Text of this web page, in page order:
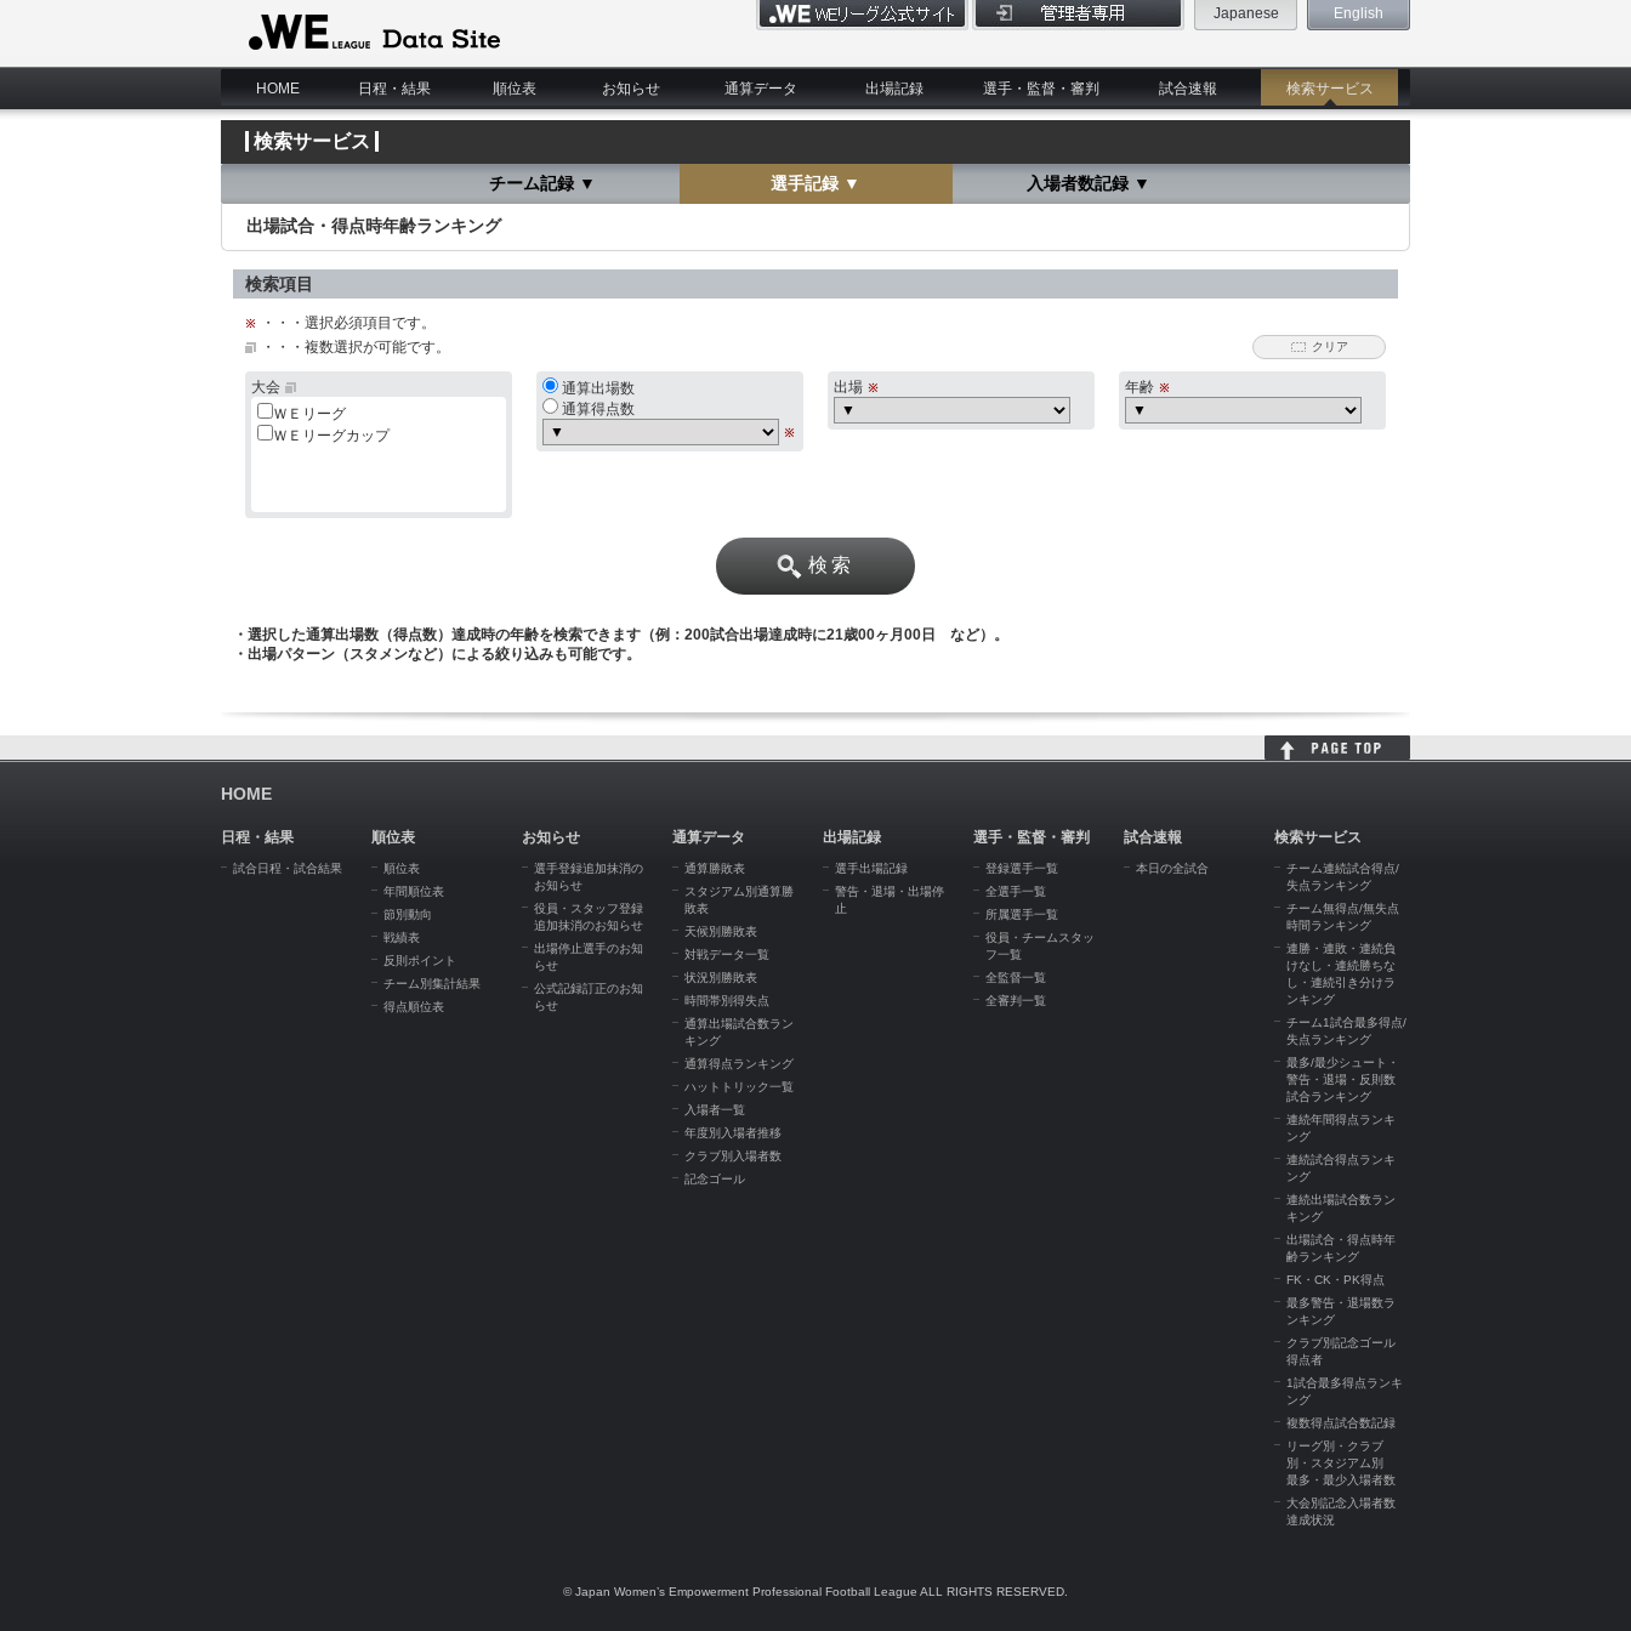
WE LEAGUE Data Site
Japanese English
HOME 日程・結果 順位表 お知らせ 通算データ 出場記録 選手・監督・審判 試合速報 検索サービス
検索サービス
チーム記録 ▼ 選手記録 ▼ 入場者数記録 ▼
出場試合・得点時年齢ランキング
検索項目
・・・選択必須項目です。
・・・複数選択が可能です。
クリア
大会
ＷＥリーグ
ＷＥリーグカップ
通算出場数
通算得点数
出場 年齢
検索
・選択した通算出場数（得点数）達成時の年齢を検索できます（例：200試合出場達成時に21歳00ヶ月00日 など）。
・出場パターン（スタメンなど）による絞り込みも可能です。
HOME
日程・結果
試合日程・試合結果
順位表
順位表
年間順位表
節別動向
戦績表
反則ポイント
チーム別集計結果
得点順位表
お知らせ
選手登録追加抹消の
お知らせ
役員・スタッフ登録
追加抹消のお知らせ
出場停止選手のお知
らせ
公式記録訂正のお知
らせ
通算データ
通算勝敗表
スタジアム別通算勝
敗表
天候別勝敗表
対戦データ一覧
状況別勝敗表
時間帯別得失点
通算出場試合数ラン
キング
通算得点ランキング
ハットトリック一覧
入場者一覧
年度別入場者推移
クラブ別入場者数
記念ゴール
出場記録
選手出場記録
警告・退場・出場停
止
選手・監督・審判
登録選手一覧
全選手一覧
所属選手一覧
役員・チームスタッ
フ一覧
全監督一覧
全審判一覧
試合速報
本日の全試合
検索サービス
チーム連続試合得点/
失点ランキング
チーム無得点/無失点
時間ランキング
連勝・連敗・連続負
けなし・連続勝ちな
し・連続引き分けラ
ンキング
チーム1試合最多得点/
失点ランキング
最多/最少シュート・
警告・退場・反則数
試合ランキング
連続年間得点ランキ
ング
連続試合得点ランキ
ング
連続出場試合数ラン
キング
出場試合・得点時年
齢ランキング
FK・CK・PK得点
最多警告・退場数ラ
ンキング
クラブ別記念ゴール
得点者
1試合最多得点ランキ
ング
複数得点試合数記録
リーグ別・クラブ
別・スタジアム別
最多・最少入場者数
大会別記念入場者数
達成状況
© Japan Women’s Empowerment Professional Football League ALL RIGHTS RESERVED.